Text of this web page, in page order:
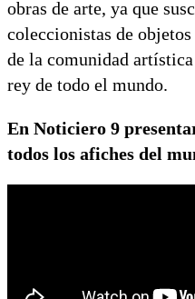
obras de arte, ya que
coleccionistas de
de la comunidad
rey de todo el mundo.
En Noticiero 9
todos los afiches del